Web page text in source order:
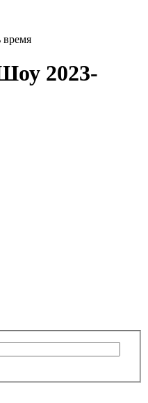
время
2023-